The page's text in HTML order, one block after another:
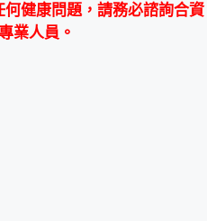
健康問題，請務必諮詢合資
業人員。